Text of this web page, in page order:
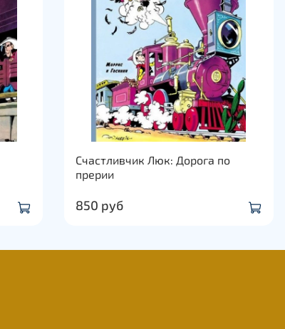
Счастливчик Люк: Дорога по
прерии
850 руб